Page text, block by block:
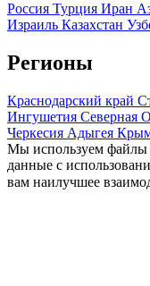
Россия Турция Иран
Израиль Казахстан
Регионы
Краснодарский край
Ингушетия Северная
Черкесия Адыгея
Мы используем файлы
данные с
вам наилучшее